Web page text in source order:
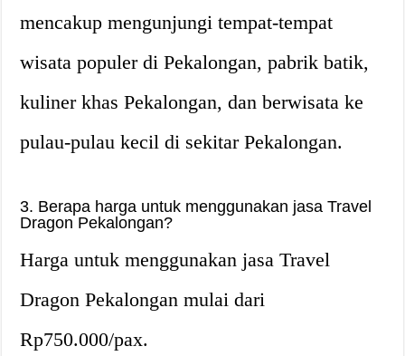
mencakup mengunjungi tempat-tempat
wisata populer di Pekalongan, pabrik batik,
kuliner khas Pekalongan, dan berwisata ke
pulau-pulau kecil di sekitar Pekalongan.
3. Berapa harga untuk menggunakan jasa Travel
Dragon Pekalongan?
Harga untuk menggunakan jasa Travel
Dragon Pekalongan mulai dari
Rp750.000/pax.